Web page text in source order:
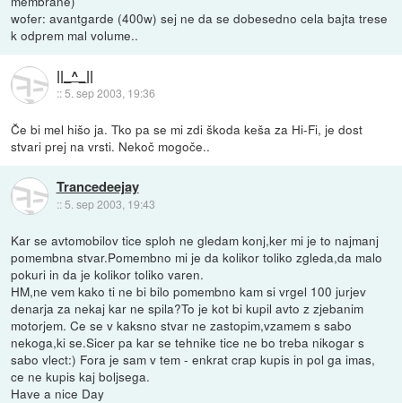
wofer: avantgarde (400w) sej ne da se dobesedno cela bajta trese
k odprem mal volume..
||_^_||
::5. sep 2003, 19:36
Če bi mel hišo ja. Tko pa se mi zdi škoda keša za Hi-Fi, je dost
stvari prej na vrsti. Nekoč mogoče..
Trancedeejay
:: 5. sep 2003, 19:43
Kar se avtomobilov tice sploh ne gledam konj,ker mi je to najmanj
pomembna stvar.Pomembno mi je da kolikor toliko zgleda,da malo
pokuri in da je kolikor toliko varen.
HM,ne vem kako ti ne bi bilo pomembno kam si vrgel 100 jurjev
denarja za nekaj kar ne spila?To je kot bi kupil avto z zjebanim
motorjem. Ce se v kaksno stvar ne zastopim,vzamem s sabo
nekoga,ki se.Sicer pa kar se tehnike tice ne bo treba nikogar s
sabo vlect:) Fora je sam v tem - enkrat crap kupis in pol ga imas,
ce ne kupis kaj boljsega.
Have a nice Day